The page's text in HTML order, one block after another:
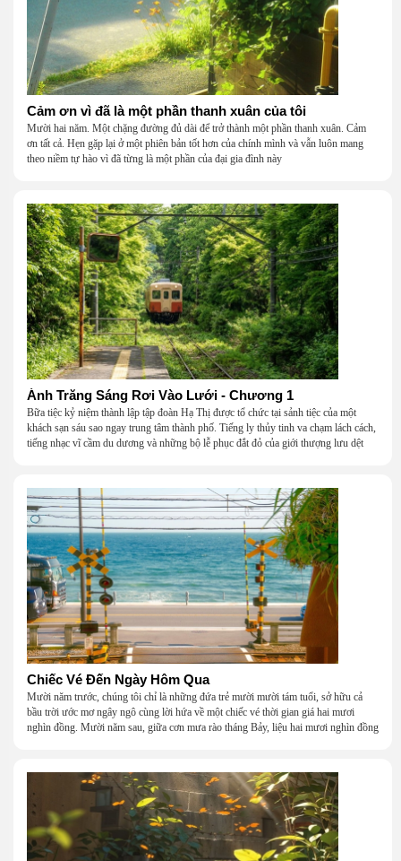
Cảm ơn vì đã là một phần thanh xuân của tôi
Mười hai năm. Một chặng đường đủ dài để trở thành một phần thanh xuân. Cảm
ơn tất cả. Hẹn gặp lại ở một phiên bản tốt hơn của chính mình và vẫn luôn mang
theo niềm tự hào vì đã từng là một phần của đại gia đình này
Ánh Trăng Sáng Rơi Vào Lưới - Chương 1
Bữa tiệc kỷ niệm thành lập tập đoàn Hạ Thị được tổ chức tại sảnh tiệc của một
khách sạn sáu sao ngay trung tâm thành phố. Tiếng ly thủy tinh va chạm lách cách,
tiếng nhạc vĩ cầm du dương và những bộ lễ phục đắt đỏ của giới thượng lưu dệt
Chiếc Vé Đến Ngày Hôm Qua
Mười năm trước, chúng tôi chỉ là những đứa trẻ mười mười tám tuổi, sở hữu cả
bầu trời ước mơ ngây ngô cùng lời hứa về một chiếc vé thời gian giá hai mươi
nghìn đồng. Mười năm sau, giữa cơn mưa rào tháng Bảy, liệu hai mươi nghìn đồng